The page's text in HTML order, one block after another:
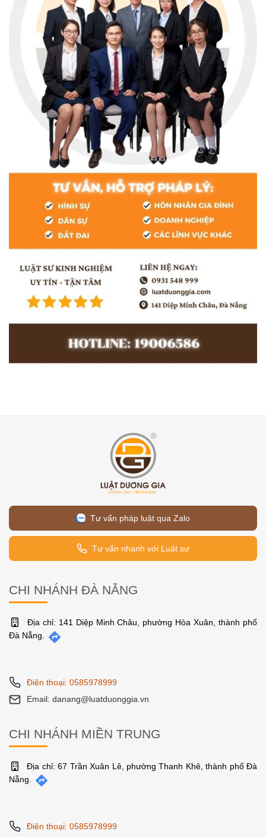
Tư vấn pháp luật qua Zalo
Tư vấn nhanh với Luật sư
CHI NHÁNH ĐÀ NẴNG
Địa chỉ: 141 Diệp Minh Châu, phường Hòa Xuân, thành phố
Đà Nẵng.
Điện thoại: 0585978999
Email: danang@luatduonggia.vn
CHI NHÁNH MIỀN TRUNG
Địa chỉ: 67 Trần Xuân Lê, phường Thanh Khê, thành phố Đà
Nẵng.
Điện thoại: 0585978999